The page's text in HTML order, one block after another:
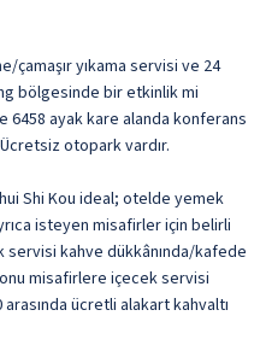
çamaşır yıkama servisi ve 24
bölgesinde bir etkinlik mi
6458 ayak kare alanda konferans
Ücretsiz otopark vardır.
Shi Kou ideal; otelde yemek
isteyen misafirler için belirli
kahve dükkânında/kafede
misafirlere içecek servisi
ücretli alakart kahvaltı